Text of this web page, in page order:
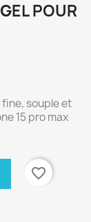
POUR
souple et
15 pro max
favorite_border